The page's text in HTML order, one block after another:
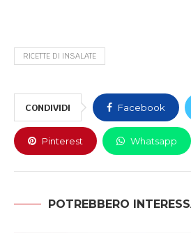
RICETTE DI INSALATE
CONDIVIDI Facebook
Pinterest Whatsapp
POTREBBERO